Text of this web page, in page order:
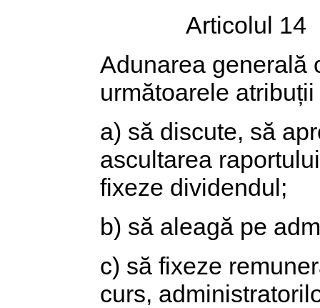
Articolul 14
Adunarea generală
următoarele
a) să discute, să
ascultarea
fixeze dividendul;
b) să aleagă pe
c) să fixeze
curs,